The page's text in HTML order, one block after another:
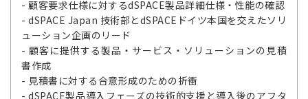
- 顧客要求仕様に対するdSPACE製品詳細仕様・性能の確認
- dSPACE Japan 技術部とdSPACEドイツ本国を交えたソリ
ューション企画のリード
- 顧客に提供する製品・サービス・ソリューションの見積
書作成
- 見積書に対する合意形成のための折衝
- dSPACE製品導入フェーズの技術的支援と導入後のアフタ